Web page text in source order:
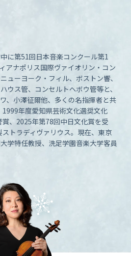
に第51回日本音楽コンクール第1
アナポリス国際ヴァイオリン・コン
ューヨーク・フィル、ボストン響、
ウス管、コンセルトヘボウ管等と、
、小澤征爾他、多くの名指揮者と共
年度愛知県芸術文化選奨文化
、2025年第78回中日文化賞を受
トラディヴァリウス。現在、東京
学特任教授、洗足学園音楽大学客員